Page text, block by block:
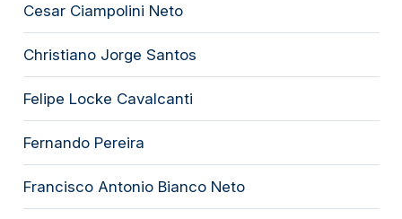
Cesar Ciampolini Neto
Christiano Jorge Santos
Felipe Locke Cavalcanti
Fernando Pereira
Francisco Antonio Bianco Neto